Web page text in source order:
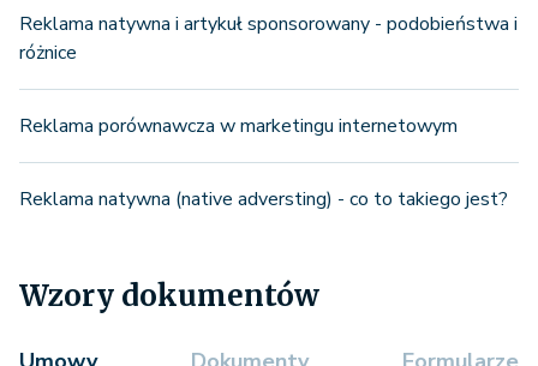
Reklama natywna i artykuł sponsorowany - podobieństwa i
różnice
Reklama porównawcza w marketingu internetowym
Reklama natywna (native adversting) - co to takiego jest?
Wzory dokumentów